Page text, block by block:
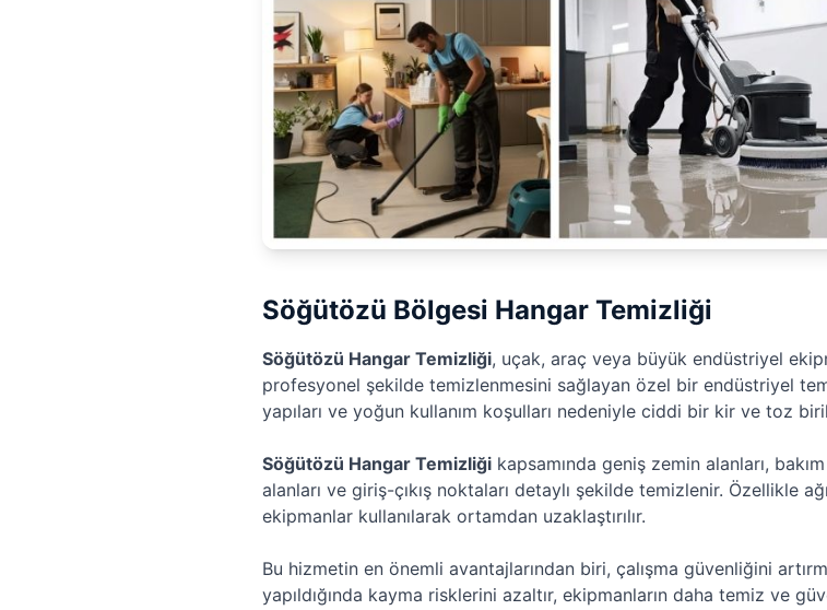
Söğütözü Bölgesi Hangar Temizliği
Söğütözü Hangar Temizliği, uçak, araç veya büyük endüstriyel
profesyonel şekilde temizlenmesini sağlayan özel bir endüstriyel
yapıları ve yoğun kullanım koşulları nedeniyle ciddi bir kir ve toz
Söğütözü Hangar Temizliği kapsamında geniş zemin alanları,
alanları ve giriş-çıkış noktaları detaylı şekilde temizlenir. Özellikle
ekipmanlar kullanılarak ortamdan uzaklaştırılır.
Bu hizmetin en önemli avantajlarından biri, çalışma güvenliğini
yapıldığında kayma risklerini azaltır, ekipmanların daha temiz ve